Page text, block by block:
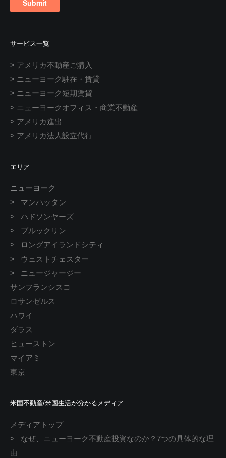
サービス一覧
> アメリカ不動産ご購入
> ニューヨーク駐在・賃貸
> ニューヨーク短期賃貸
> ニューヨークオフィス・商業不動産
> アメリカ進出
> アメリカ法人設立代行
エリア
ニューヨーク
> マンハッタン
> ハドソンヤーズ
> ブルックリン
>
ロングアイランドシティ
>
ウェストチェスター
>
ニュージャージー
サンフランシスコ
ロサンゼルス
ハワイ
ダラス
ヒューストン
マイアミ
東京
米国不動産/米国生活が分かるメディア
メディアトップ
> なぜ、ニューヨーク不動産投資なのか？7つの具体的な理
由